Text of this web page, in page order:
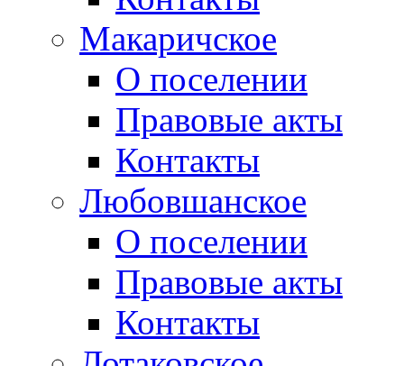
Макаричское
О поселении
Правовые акты
Контакты
Любовшанское
О поселении
Правовые акты
Контакты